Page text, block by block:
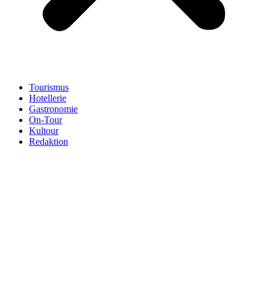
Tourismus
Hotellerie
Gastronomie
On-Tour
Kultour
Redaktion